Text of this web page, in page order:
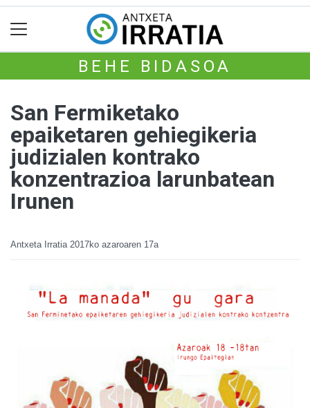
BEHE BIDASOA
San Fermiketako
epaiketaren gehiegikeria
judizialen kontrako
konzentrazioa larunbatean
Irunen
Antxeta Irratia 2017ko azaroaren 17a